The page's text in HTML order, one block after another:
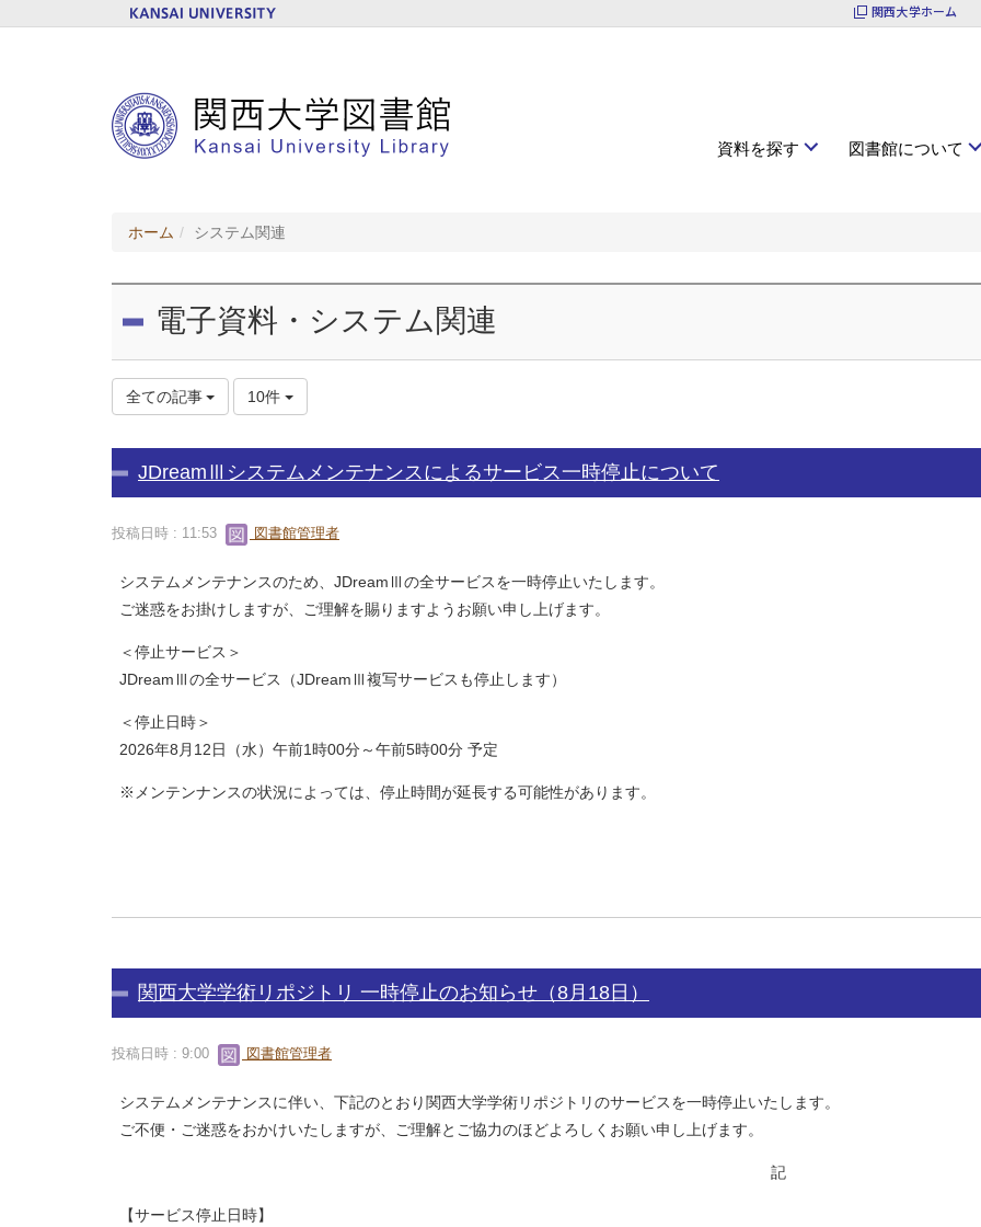
関西大学ホーム
資料を探す 図書館について
ホーム システム関連
電子資料・システム関連
全ての記事 10件
JDreamⅢシステムメンテナンスによるサービス一時停止について
投稿日時 : 11:53 図書館管理者
システムメンテナンスのため、JDreamⅢの全サービスを一時停止いたします。
ご迷惑をお掛けしますが、ご理解を賜りますようお願い申し上げます。
＜停止サービス＞
JDreamⅢの全サービス（JDreamⅢ複写サービスも停止します）
＜停止日時＞
2026年8月12日（水）午前1時00分～午前5時00分 予定
※メンテンナンスの状況によっては、停止時間が延長する可能性があります。
関西大学学術リポジトリ 一時停止のお知らせ（8月18日）
投稿日時 : 9:00 図書館管理者
システムメンテナンスに伴い、下記のとおり関西大学学術リポジトリのサービスを一時停止いたします。
ご不便・ご迷惑をおかけいたしますが、ご理解とご協力のほどよろしくお願い申し上げます。
記
【サービス停止日時】